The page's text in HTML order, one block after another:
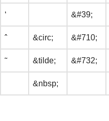
‘ &#39;
ˆ &circ; &#710;
˜ &tilde; &#732;
&nbsp;